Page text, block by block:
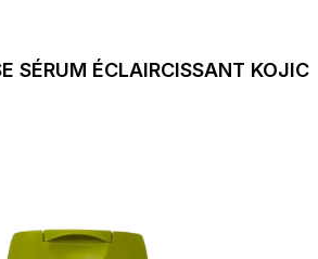
SÉRUM ÉCLAIRCISSANT KOJIC